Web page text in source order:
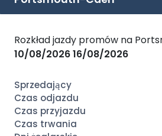
Rozkład jazdy promów na
10/08/202616/08/2026